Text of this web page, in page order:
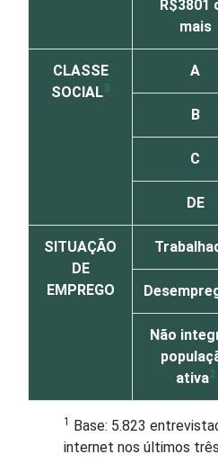
R$3801
mais
CLASSE
SOCIAL3
A
B
C
DE
SITUAÇÃO
DE
EMPREGO
Não
ativa2
1 Base: 5.823
internet nos últimos